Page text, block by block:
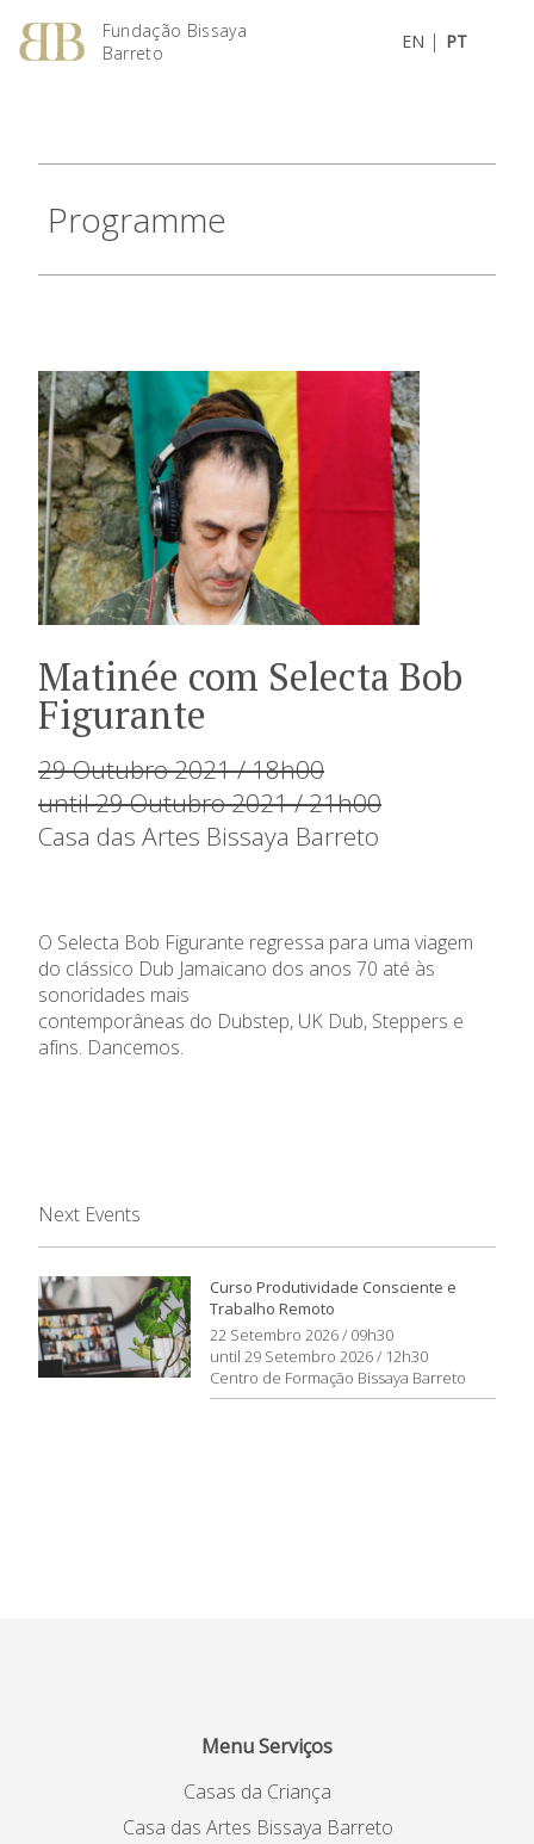
Fundação Bissaya
Barreto
EN | PT
Programme
Matinée com Selecta Bob
Figurante
29 Outubro 2021 / 18h00
until 29 Outubro 2021 / 21h00
Casa das Artes Bissaya Barreto
O Selecta Bob Figurante regressa para uma viagem
do clássico Dub Jamaicano dos anos 70 até às
sonoridades mais
contemporâneas do Dubstep, UK Dub, Steppers e
afins. Dancemos.
Next Events
Curso Produtividade Consciente e
Trabalho Remoto
22 Setembro 2026 / 09h30
until 29 Setembro 2026 / 12h30
Centro de Formação Bissaya Barreto
Menu Serviços
Casas da Criança
Casa das Artes Bissaya Barreto